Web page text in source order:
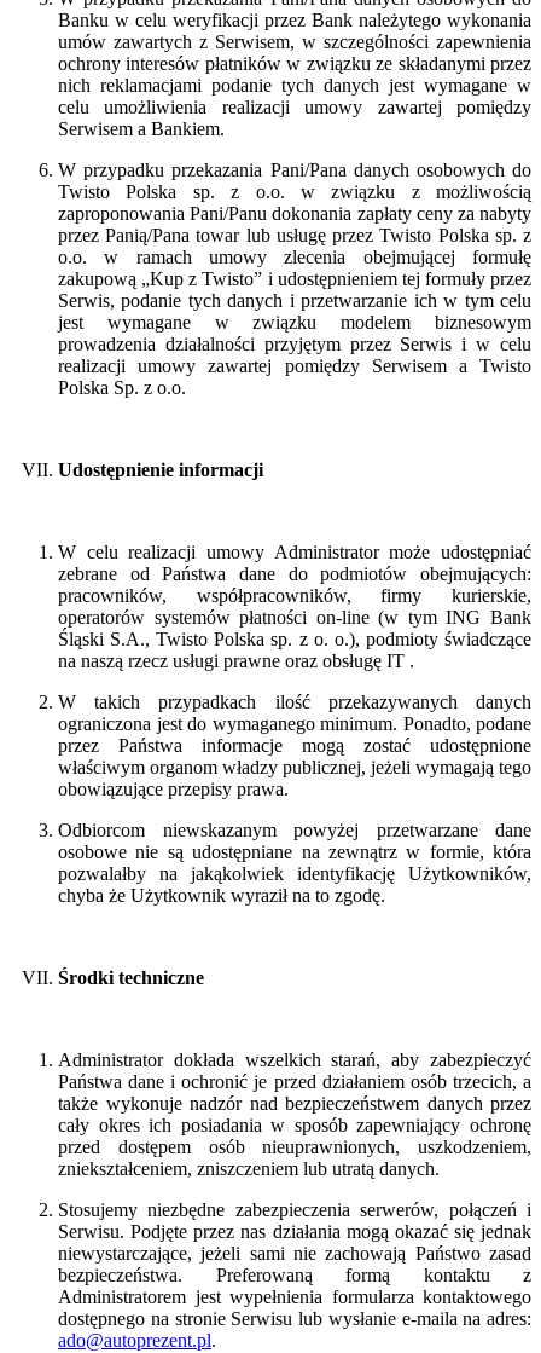
Banku w celu weryfikacji przez Bank należytego wykonania
umów zawartych z Serwisem, w szczególności zapewnienia
ochrony interesów płatników w związku ze składanymi przez
nich reklamacjami podanie tych danych jest wymagane w
celu umożliwienia realizacji umowy zawartej pomiędzy
Serwisem a Bankiem.
W przypadku przekazania Pani/Pana danych osobowych do
Twisto Polska sp. z o.o. w związku z możliwością
zaproponowania Pani/Panu dokonania zapłaty ceny za nabyty
przez Panią/Pana towar lub usługę przez Twisto Polska sp. z
o.o. w ramach umowy zlecenia obejmującej formułę
zakupową „Kup z Twisto” i udostępnieniem tej formuły przez
Serwis, podanie tych danych i przetwarzanie ich w tym celu
jest wymagane w związku modelem biznesowym
prowadzenia działalności przyjętym przez Serwis i w celu
realizacji umowy zawartej pomiędzy Serwisem a Twisto
Polska Sp. z o.o.
Udostępnienie informacji
W celu realizacji umowy Administrator może udostępniać
zebrane od Państwa dane do podmiotów obejmujących:
pracowników, współpracowników, firmy kurierskie,
operatorów systemów płatności on-line (w tym ING Bank
Śląski S.A., Twisto Polska sp. z o. o.), podmioty świadczące
na naszą rzecz usługi prawne oraz obsługę IT .
W takich przypadkach ilość przekazywanych danych
ograniczona jest do wymaganego minimum. Ponadto, podane
przez Państwa informacje mogą zostać udostępnione
właściwym organom władzy publicznej, jeżeli wymagają tego
obowiązujące przepisy prawa.
Odbiorcom niewskazanym powyżej przetwarzane dane
osobowe nie są udostępniane na zewnątrz w formie, która
pozwalałby na jakąkolwiek identyfikację Użytkowników,
chyba że Użytkownik wyraził na to zgodę.
Środki techniczne
Administrator dokłada wszelkich starań, aby zabezpieczyć
Państwa dane i ochronić je przed działaniem osób trzecich, a
także wykonuje nadzór nad bezpieczeństwem danych przez
cały okres ich posiadania w sposób zapewniający ochronę
przed dostępem osób nieuprawnionych, uszkodzeniem,
zniekształceniem, zniszczeniem lub utratą danych.
Stosujemy niezbędne zabezpieczenia serwerów, połączeń i
Serwisu. Podjęte przez nas działania mogą okazać się jednak
niewystarczające, jeżeli sami nie zachowają Państwo zasad
bezpieczeństwa. Preferowaną formą kontaktu z
Administratorem jest wypełnienia formularza kontaktowego
dostępnego na stronie Serwisu lub wysłanie e-maila na adres:
ado@autoprezent.pl.